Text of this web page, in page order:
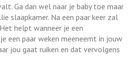
Ga dan wel naar je baby toe maar
slaapkamer. Na een paar keer zal
helpt wanneer je een
een paar weken meeneemt in jouw
jou gaat ruiken en dat vervolgens